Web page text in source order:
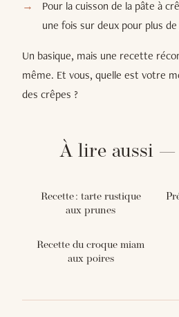
Pour la cuisson de la pâte à
une fois sur deux pour plus
Un basique, mais une recette
même. Et vous, quelle est votre
des crêpes ?
À lire aussi —
Recette : tarte rustique
aux prunes
Recette du croque miam
aux poires